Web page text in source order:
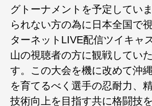
グトーナメントを予定してい
られない方の為に日本全国で
ターネットLIVE配信ツイキャ
山の視聴者の方に観戦してい
す。この大会を機に改めて沖
を育てるべく選手の忍耐力、
技術向上を目指す共に格闘技